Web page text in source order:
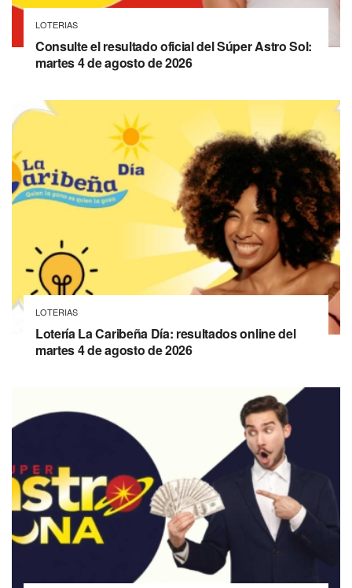
LOTERIAS
Consulte el resultado oficial del Súper Astro Sol:
martes 4 de agosto de 2026
LOTERIAS
Lotería La Caribeña Día: resultados online del
martes 4 de agosto de 2026